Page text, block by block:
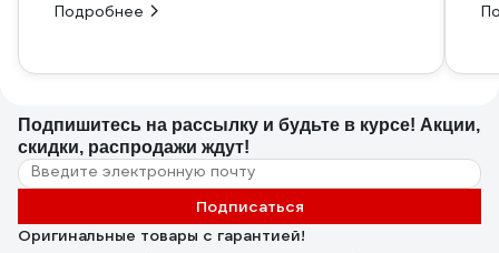
Подробнее
Подпишитесь на рассылку и будьте в курсе! Акции,
скидки, распродажи ждут!
Подписаться
Оригинальные товары с гарантией!